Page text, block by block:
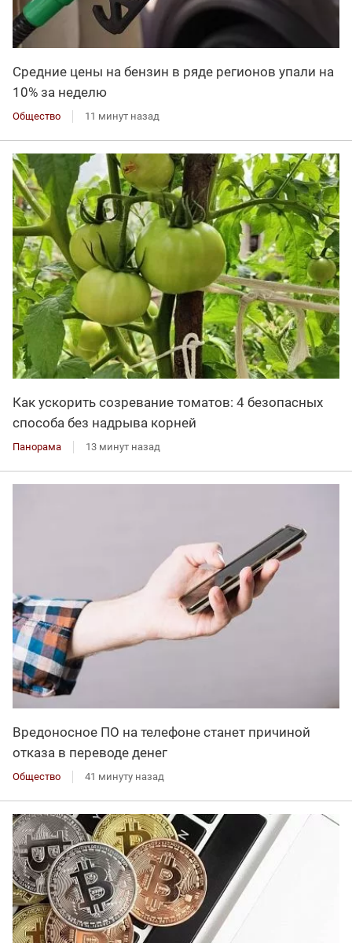
Средние цены на бензин в ряде регионов упали на
10% за неделю
Общество 11 минут назад
Как ускорить созревание томатов: 4 безопасных
способа без надрыва корней
Панорама 13 минут назад
Вредоносное ПО на телефоне станет причиной
отказа в переводе денег
Общество 41 минуту назад